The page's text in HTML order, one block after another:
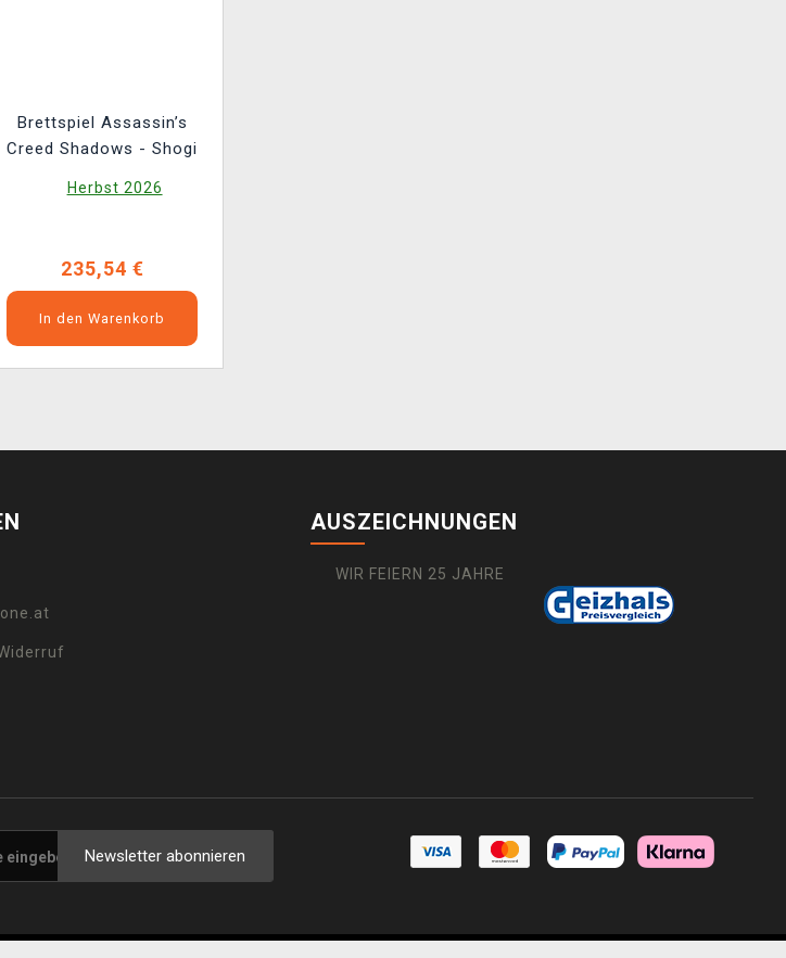
Brettspiel Assassin’s
Creed Shadows - Shogi
Herbst 2026
235,54 €
In den Warenkorb
AUSZEICHNUNGEN
WIR FEIERN 25 JAHRE
Newsletter abonnieren